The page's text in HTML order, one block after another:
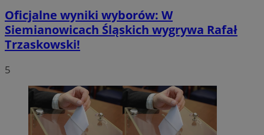
Oficjalne wyniki wyborów: W
Siemianowicach Śląskich wygrywa Rafał
Trzaskowski!
5